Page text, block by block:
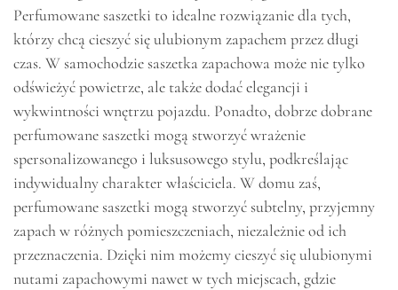
Perfumowane saszetki to idealne rozwiązanie dla tych,
którzy chcą cieszyć się ulubionym zapachem przez długi
czas. W samochodzie saszetka zapachowa może nie tylko
odświeżyć powietrze, ale także dodać elegancji i
wykwintności wnętrzu pojazdu. Ponadto, dobrze dobrane
perfumowane saszetki mogą stworzyć wrażenie
spersonalizowanego i luksusowego stylu, podkreślając
indywidualny charakter właściciela. W domu zaś,
perfumowane saszetki mogą stworzyć subtelny, przyjemny
zapach w różnych pomieszczeniach, niezależnie od ich
przeznaczenia. Dzięki nim możemy cieszyć się ulubionymi
nutami zapachowymi nawet w tych miejscach, gdzie